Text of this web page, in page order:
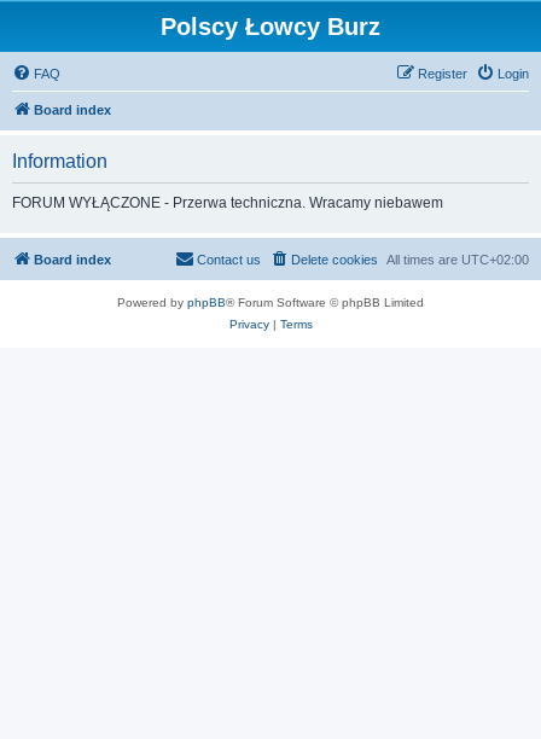
Polscy Łowcy Burz
FAQ Login
Register
Board index
Information
FORUM WYŁĄCZONE - Przerwa techniczna. Wracamy niebawem
Board index All times are UTC+02:00
Delete cookies
Contact us
Powered by phpBB® Forum Software © phpBB Limited
Privacy| Terms